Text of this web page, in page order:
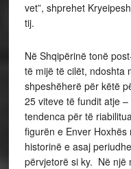
vet”, shprehet
tij.
Në Shqipërinë tonë
të mijë të cilët, ndoshta
shpeshëherë për këtë
25 viteve të fundit atje
tendenca për të
figurën e Enver
historinë e asaj
përvjetorë si ky. Në një